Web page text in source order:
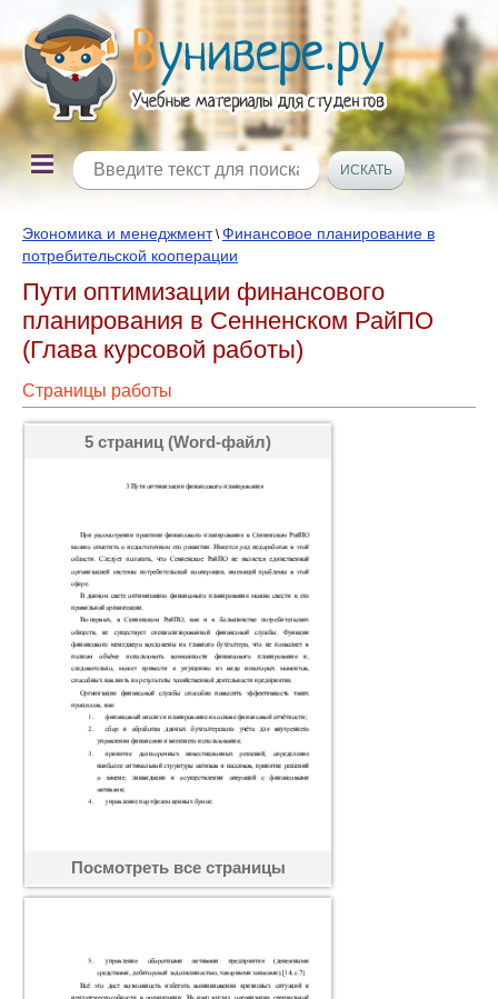
Экономика и менеджмент\Финансовое планирование в
потребительской кооперации
Пути оптимизации финансового
планирования в Сенненском РайПО
(Глава курсовой работы)
Страницы работы
5 страниц (Word-файл)
Посмотреть все страницы